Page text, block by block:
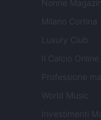
Nonne
Milano Cortina
Luxury Club
Il Calcio Online
Professione
World Music
Investimenti